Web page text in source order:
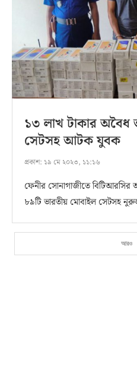
১৩ লাখ টাকার অবৈধ
সেটসহ আটক যুবক
প্রকাশ: ১৯ মে ২০২৩, ১১:১৬
ফেনীর সোনাগাজীতে বিটিআরসির
৮৯টি ভারতীয় মোবাইল সেটসহ
আরও